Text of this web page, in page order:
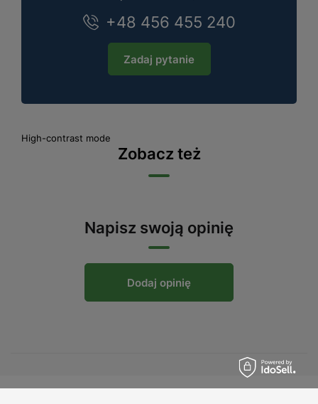
+48 456 455 240
Zadaj pytanie
High-contrast mode
Zobacz też
Napisz swoją opinię
Dodaj opinię